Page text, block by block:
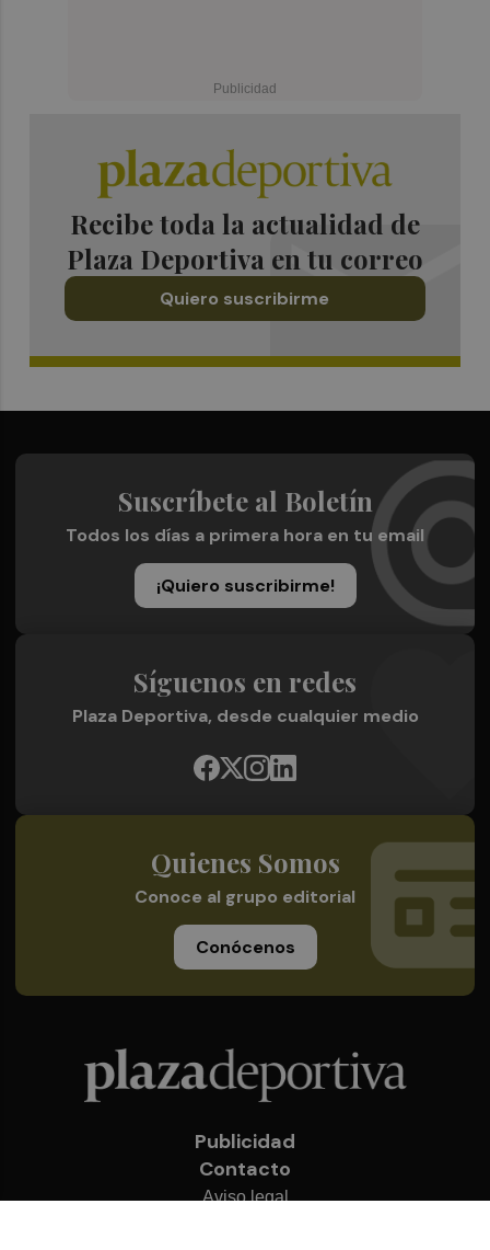
Recibe toda la actualidad de
Plaza Deportiva en tu correo
Quiero suscribirme
Suscríbete al Boletín
Todos los días a primera hora en tu email
¡Quiero suscribirme!
Síguenos en redes
Plaza Deportiva, desde cualquier medio
Quienes Somos
Conoce al grupo editorial
Conócenos
Publicidad
Contacto
Aviso legal